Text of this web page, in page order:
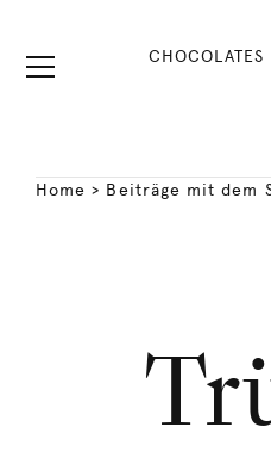
CHOCOLATES
Home > Beiträge mit dem